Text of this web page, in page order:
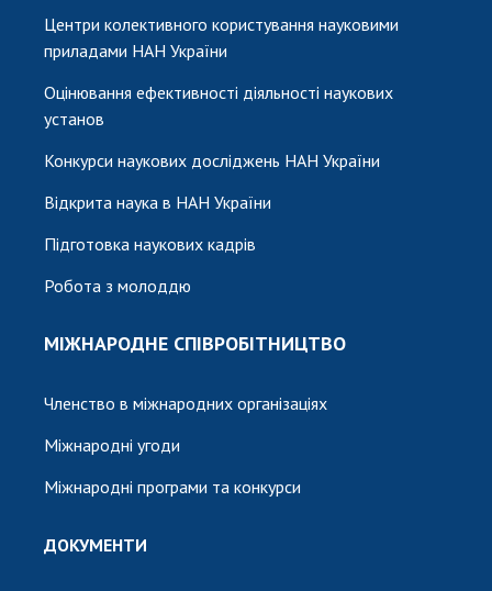
Центри колективного користування науковими
приладами НАН України
Оцінювання ефективності діяльності наукових
установ
Конкурси наукових досліджень НАН України
Відкрита наука в НАН України
Підготовка наукових кадрів
Робота з молоддю
МІЖНАРОДНЕ СПІВРОБІТНИЦТВО
Членство в міжнародних організаціях
Міжнародні угоди
Міжнародні програми та конкурси
ДОКУМЕНТИ